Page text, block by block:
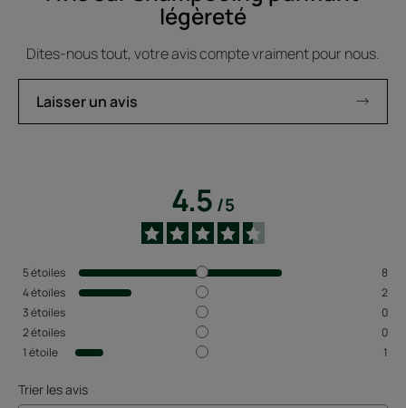
légèreté
Dites-nous tout, votre avis compte vraiment pour nous.
Laisser un avis
4.5/5
5étoiles
8
4étoiles
2
3étoiles
0
2étoiles
0
1étoile 1
Trier les avis